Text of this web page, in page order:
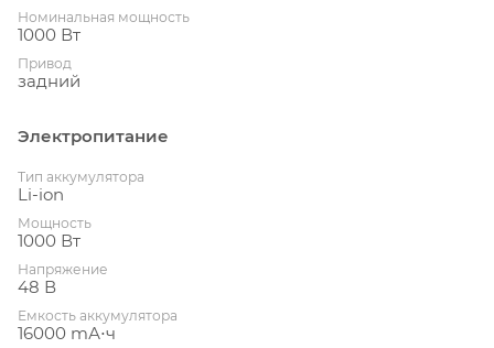
Номинальная мощность
1000 Вт
Привод
задний
Электропитание
Тип аккумулятора
Li-ion
Мощность
1000 Вт
Напряжение
48 В
Емкость аккумулятора
16000 mА⋅ч